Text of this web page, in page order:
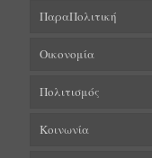
ΠαραΠολιτική
Οικονομία
Πολιτισμός
Κοινωνία